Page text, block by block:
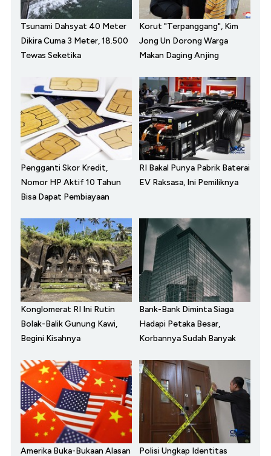
Tsunami Dahsyat 40 Meter
Dikira Cuma 3 Meter, 18.500
Tewas Seketika
Korut "Terpanggang", Kim
Jong Un Dorong Warga
Makan Daging Anjing
Pengganti Skor Kredit,
Nomor HP Aktif 10 Tahun
Bisa Dapat Pembiayaan
RI Bakal Punya Pabrik Baterai
EV Raksasa, Ini Pemiliknya
Konglomerat RI Ini Rutin
Bolak-Balik Gunung Kawi,
Begini Kisahnya
Bank-Bank Diminta Siaga
Hadapi Petaka Besar,
Korbannya Sudah Banyak
Amerika Buka-Bukaan Alasan
Polisi Ungkap Identitas